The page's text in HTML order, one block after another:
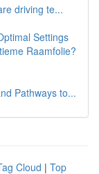
driving te...
Settings
Raamfolie?
Pathways to...
Cloud | Top